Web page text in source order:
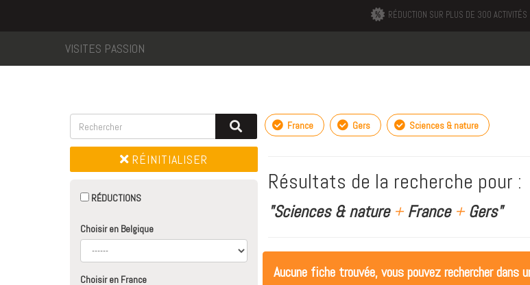
RÉDUCTION SUR PLUS DE 300 ACTIVITÉS
VISITES PASSION
RÉINITIALISER
RÉDUCTIONS
Choisir en Belgique
Choisir en France
France Gers Sciences & nature
Résultats de la recherche pour :
"Sciences & nature +France +Gers"
Aucune fiche trouvée, vous pouvez rechercher